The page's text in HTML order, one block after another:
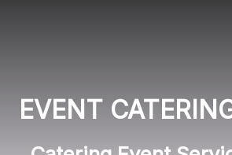
EVENT